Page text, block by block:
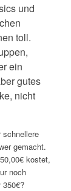
und
toll.
ein
gutes
nicht
schnellere
gemacht.
kostet,
noch